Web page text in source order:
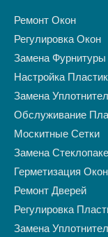
Ремонт Окон
Регулировка Окон
Замена
Настройка
Замена
Обслуживание
Москитные Сетки
Замена
Герметизация
Ремонт Дверей
Регулировка
Замена